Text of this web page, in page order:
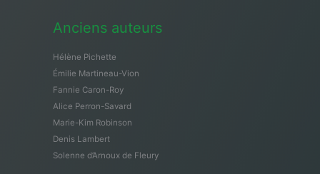
Anciens auteurs
Hélène Pichette
Émilie Martineau-Vion
Fannie Caron-Roy
Alice Perron-Savard
Marie-Kim Robinson
Denis Lambert
Solenne d’Arnoux de Fleury